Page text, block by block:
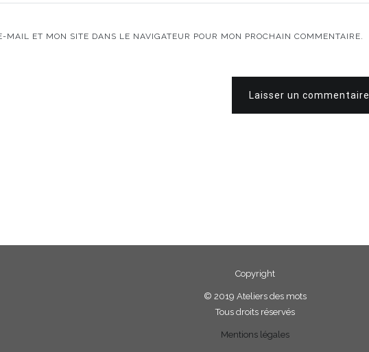
MAIL ET MON SITE DANS LE NAVIGATEUR POUR MON PROCHAIN COMMENTAIRE.
Laisser un commentaire
Copyright
© 2019 Ateliers des mots
Tous droits réservés
Mentions légales